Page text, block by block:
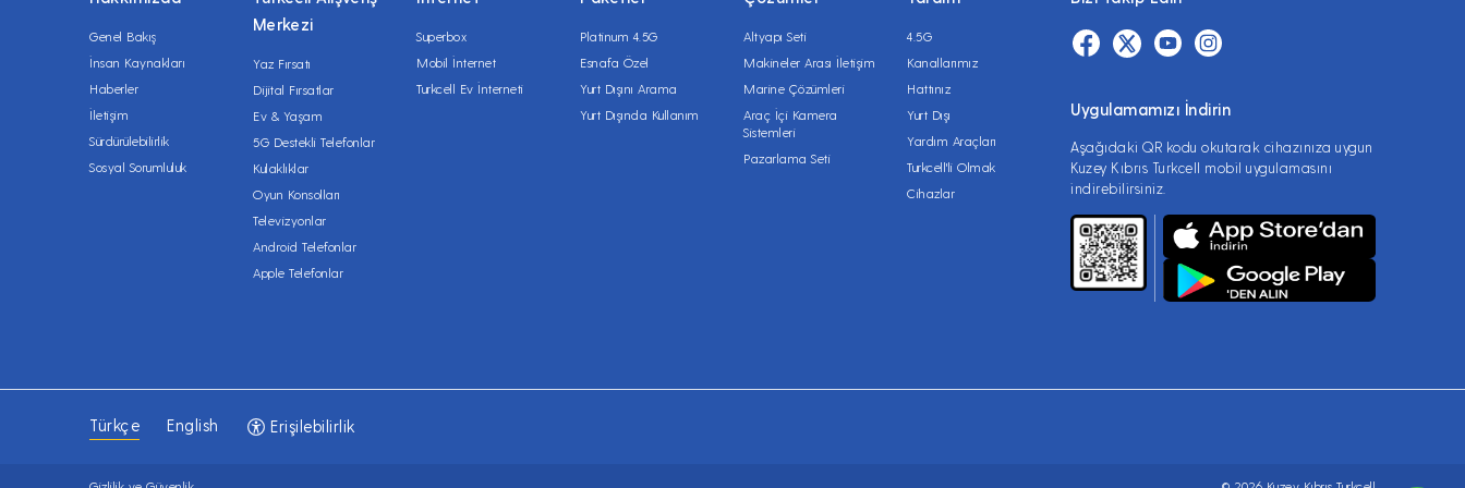
(web) sitesinde yayımlamak sureti ile bilgi verilecektir.
Kampanya Başlangıç ve Bitiş Tarihi Nedir?
Başlangıç Tarihi: 13.11.2023
Bitiş Tarihi: -
Kampanya bitiş tarihi, kampanyadan yararlanan tüm tüketicilere en az 15 gün önce aldikları elektronik haberleşme hizmeti üzerinden ve ayrıca internet
(web) sitesinde yayımlamak sureti ile bilgi verilecektir.
Genel Bakış
İnsan Kaynakları
Haberler
İletişim
Sürdürülebilirlik
Sosyal Sorumluluk
Merkezi
Yaz Fırsatı
Dijital Fırsatlar
Ev & Yaşam
5G Destekli Telefonlar
Kulaklıklar
Oyun Konsolları
Televizyonlar
Android Telefonlar
Apple Telefonlar
Superbox
Mobil İnternet
Turkcell Ev İnterneti
Platinum 4.5G
Esnafa Özel
Yurt Dışını Arama
Yurt Dışında Kullanım
Altyapı Seti
Makineler Arası İletişim
Marine Çözümleri
Araç İçi Kamera
Sistemleri
Pazarlama Seti
4.5G
Kanallarımız
Hattınız
Yurt Dışı
Yardım Araçları
Turkcell'li Olmak
Cihazlar
Uygulamamızı İndirin
Aşağıdaki QR kodu okutarak cihazınıza uygun
Kuzey Kıbrıs Turkcell mobil uygulamasını
indirebilirsiniz.
Türkçe English Erişilebilirlik